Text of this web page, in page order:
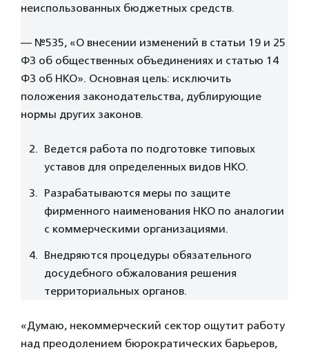
неиспользованных бюджетных средств.
— №535, «О внесении изменений в статьи 19 и 25
ФЗ об общественных объединениях и статью 14
ФЗ об НКО». Основная цель: исключить
положения законодательства, дублирующие
нормы других законов.
Ведется работа по подготовке типовых
уставов для определенных видов НКО.
Разрабатываются меры по защите
фирменного наименования НКО по аналогии
с коммерческими организациями.
Внедряются процедуры обязательного
досудебного обжалования решения
территориальных органов.
«Думаю, некоммерческий сектор ощутит работу
над преодолением бюрократических барьеров,